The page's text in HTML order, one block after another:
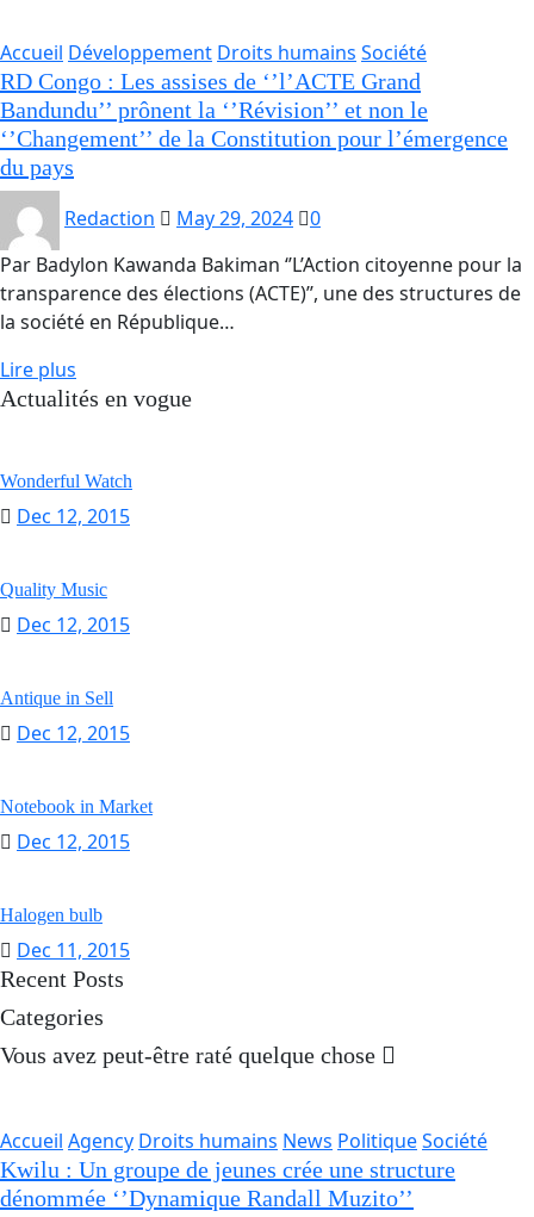
Accueil Développement Droits humains Société
RD Congo : Les assises de ‘’l’ACTE Grand
Bandundu’’ prônent la ‘’Révision’’ et non le
‘’Changement’’ de la Constitution pour l’émergence
du pays
Redaction
May 29, 2024
0
Par Badylon Kawanda Bakiman ‘’L’Action citoyenne pour la
transparence des élections (ACTE)’’, une des structures de
la société en République…
Lire plus
Actualités en vogue
Wonderful Watch
Dec 12, 2015
Quality Music
Dec 12, 2015
Antique in Sell
Dec 12, 2015
Notebook in Market
Dec 12, 2015
Halogen bulb
Dec 11, 2015
Recent Posts
Categories
Vous avez peut-être raté quelque chose
Accueil Agency Droits humains News PolitiqueSociété
Kwilu : Un groupe de jeunes crée une structure
dénommée ‘’Dynamique Randall Muzito’’